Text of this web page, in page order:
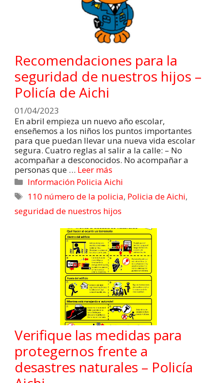
Recomendaciones para la
seguridad de nuestros hijos –
Policía de Aichi
01/04/2023
En abril empieza un nuevo año escolar,
enseñemos a los niños los puntos importantes
para que puedan llevar una nueva vida escolar
segura. Cuatro reglas al salir a la calle: – No
acompañar a desconocidos. No acompañar a
personas que … Leer más
Información Policia Aichi
110 número de la policia, Policia de Aichi,
seguridad de nuestros hijos
Verifique las medidas para
protegernos frente a
desastres naturales – Policía